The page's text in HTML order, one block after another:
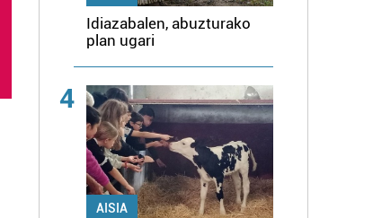
Idiazabalen, abuzturako
plan ugari
4
AISIA